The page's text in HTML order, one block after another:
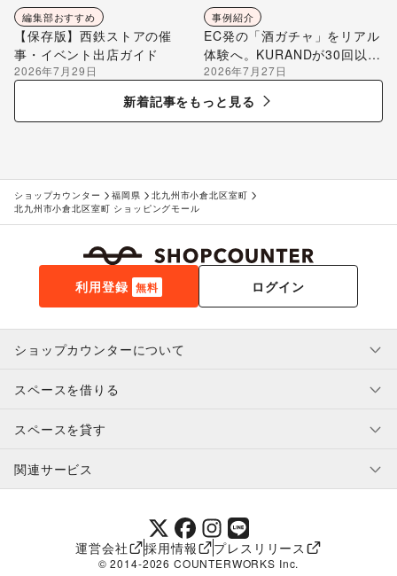
編集部おすすめ
【保存版】西鉄ストアの催
事・イベント出店ガイド
2026年7月29日
事例紹介
EC発の「酒ガチャ」をリアル
体験へ。KURANDが30回以上
のポップアップ出店で届け
る“新しいお酒との出会い”
2026年7月27日
新着記事をもっと見る
ショップカウンター 福岡県
北九州市小倉北区室町
北九州市小倉北区室町 ショッピングモール
利用登録 無料 ログイン
ショップカウンターについて
利用規約・ガイドライン
特定商取引法に基づく表示
補償プログラム
スペースを借りる
スペースを借りたい人へ
ユーザー利用規約
提携パートナー
スペースを貸す
スペースを貸したい方へ
オーナー利用規約
関連サービス
SHOPCOUNTER MAGAZINE
ショップカウンターエンタープライズ
ショップカウンター常設
運営会社 採用情報 プレスリリース
© 2014-2026 COUNTERWORKS Inc.